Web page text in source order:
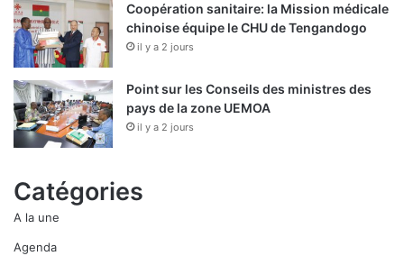
Coopération sanitaire: la Mission médicale
chinoise équipe le CHU de Tengandogo
il y a 2 jours
Point sur les Conseils des ministres des
pays de la zone UEMOA
il y a 2 jours
Catégories
A la une
Agenda